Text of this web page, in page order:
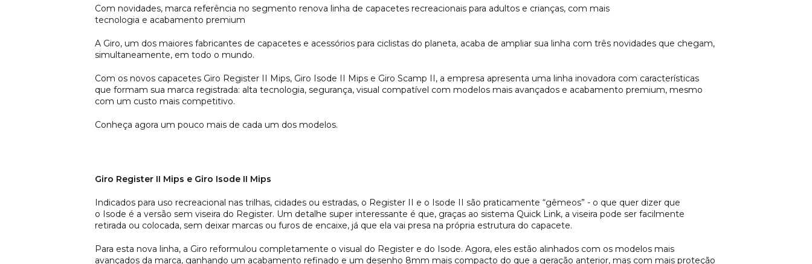
Com novidades, marca referência no segmento renova linha de capacetes recreacionais para adultos e crianças, com mais
tecnologia e acabamento premium
A Giro, um dos maiores fabricantes de capacetes e acessórios para ciclistas do planeta, acaba de ampliar sua linha com três novidades que chegam,
simultaneamente, em todo o mundo.
Com os novos capacetes Giro Register II Mips, Giro Isode II Mips e Giro Scamp II, a empresa apresenta uma linha inovadora com características
que formam sua marca registrada: alta tecnologia, segurança, visual compatível com modelos mais avançados e acabamento premium, mesmo
com um custo mais competitivo.
Conheça agora um pouco mais de cada um dos modelos.
Giro Register II Mips e Giro Isode II Mips
Indicados para uso recreacional nas trilhas, cidades ou estradas, o Register II e o Isode II são praticamente “gêmeos” - o que quer dizer que
o Isode é a versão sem viseira do Register. Um detalhe super interessante é que, graças ao sistema Quick Link, a viseira pode ser facilmente
retirada ou colocada, sem deixar marcas ou furos de encaixe, já que ela vai presa na própria estrutura do capacete.
Para esta nova linha, a Giro reformulou completamente o visual do Register e do Isode. Agora, eles estão alinhados com os modelos mais
avançados da marca, ganhando um acabamento refinado e um desenho 8mm mais compacto do que a geração anterior, mas com mais proteção